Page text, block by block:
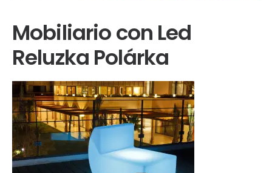
Mobiliario con Led
Reluzka Polárka